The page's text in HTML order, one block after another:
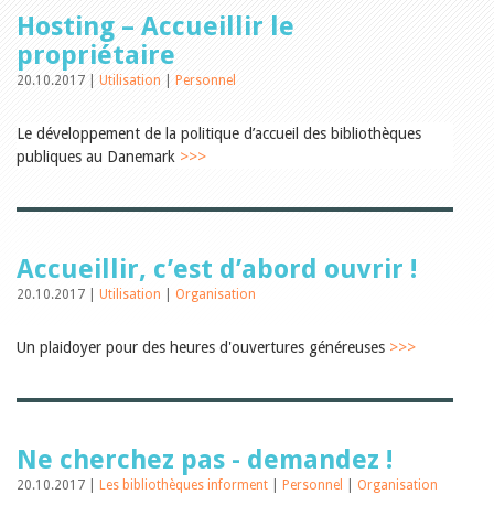
Encouragement à la lecture
Du monde entier
Divers
A lire
Manifestations
Formation et perfectionnement
Jeune public
Subventions cantonales
Subventions extraordinaires
Encouragement des
Auteurs
Julie Greub
Sibylle Birrer
Hosting – Accueillir le
propriétaire
20.10.2017 | Utilisation Personnel
Le développement de la politique d’accueil des bibliothèques
publiques au Danemark >>>
Accueillir, c’est d’abord ouvrir !
20.10.2017 | Utilisation Organisation
Un plaidoyer pour des heures d'ouvertures généreuses >>>
Ne cherchez pas - demandez !
20.10.2017 | Les bibliothèques informent Personnel Organisation